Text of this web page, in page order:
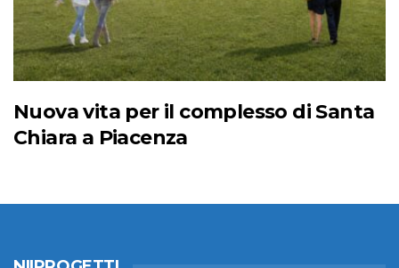
Nuova vita per il complesso di Santa
Chiara a Piacenza